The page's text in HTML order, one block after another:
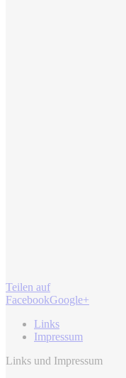
Teilen auf
FacebookGoogle+
Links
Impressum
Links und Impressum